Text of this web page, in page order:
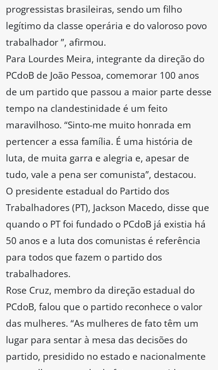
progressistas brasileiras, sendo um filho
legítimo da classe operária e do valoroso povo
trabalhador ”, afirmou.
Para Lourdes Meira, integrante da direção do
PCdoB de João Pessoa, comemorar 100 anos
de um partido que passou a maior parte desse
tempo na clandestinidade é um feito
maravilhoso. “Sinto-me muito honrada em
pertencer a essa família. É uma história de
luta, de muita garra e alegria e, apesar de
tudo, vale a pena ser comunista”, destacou.
O presidente estadual do Partido dos
Trabalhadores (PT), Jackson Macedo, disse que
quando o PT foi fundado o PCdoB já existia há
50 anos e a luta dos comunistas é referência
para todos que fazem o partido dos
trabalhadores.
Rose Cruz, membro da direção estadual do
PCdoB, falou que o partido reconhece o valor
das mulheres. “As mulheres de fato têm um
lugar para sentar à mesa das decisões do
partido, presidido no estado e nacionalmente